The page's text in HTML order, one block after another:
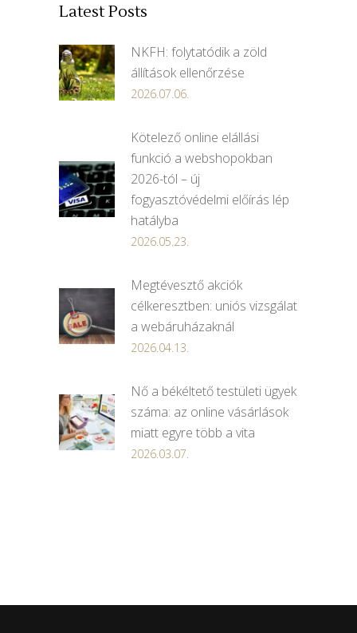
Latest Posts
NKFH: folytatódik a zöld
állítások ellenőrzése
2026.07.06.
Kötelező online elállási
funkció a webshopokban
2026-tól – új
fogyasztóvédelmi előírás lép
hatályba
2026.05.23.
Megtévesztő akciók
célkeresztben: uniós vizsgálat
a webáruházaknál
2026.04.13.
Nő a békéltető testületi ügyek
száma: az online vásárlások
miatt egyre több a vita
2026.03.07.